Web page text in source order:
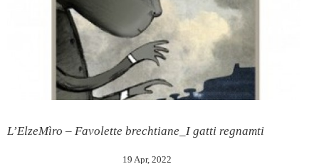
L’ElzeMìro – Favolette brechtiane_I gatti regnamti
19 Apr, 2022